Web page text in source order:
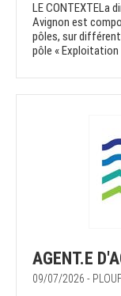
LE CONTEXTELa
Avignon est
pôles, sur
pôle « Exploitation
AGENT.E
09/07/2026 -